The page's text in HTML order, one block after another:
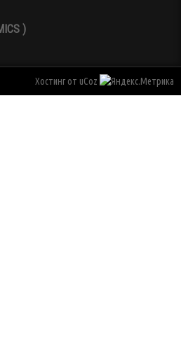
)
Хостинг от uCoz